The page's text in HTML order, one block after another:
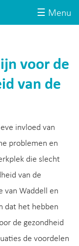
☰ Menu
voor de
van de
invloed van
problemen en
die slecht
van de
van Waddell en
dat het hebben
de gezondheid
de voordelen